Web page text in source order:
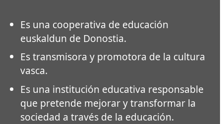
Es una cooperativa de educación
euskaldun de Donostia.
Es transmisora y promotora de la cultura
vasca.
Es una institución educativa responsable
que pretende mejorar y transformar la
sociedad a través de la educación.